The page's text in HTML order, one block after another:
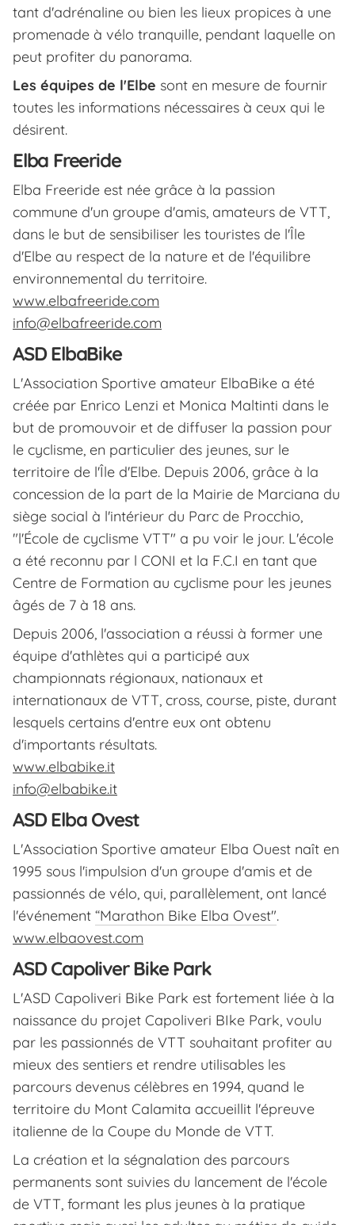
tant d'adrénaline ou bien les lieux propices à une
promenade à vélo tranquille, pendant laquelle on
peut profiter du panorama.
Les équipes de l'Elbe sont en mesure de fournir
toutes les informations nécessaires à ceux qui le
désirent.
Elba Freeride
Elba Freeride est née grâce à la passion
commune d'un groupe d'amis, amateurs de VTT,
dans le but de sensibiliser les touristes de l'Île
d'Elbe au respect de la nature et de l'équilibre
environnemental du territoire.
www.elbafreeride.com
info@elbafreeride.com
ASD ElbaBike
L'Association Sportive amateur ElbaBike a été
créée par Enrico Lenzi et Monica Maltinti dans le
but de promouvoir et de diffuser la passion pour
le cyclisme, en particulier des jeunes, sur le
territoire de l'Île d'Elbe. Depuis 2006, grâce à la
concession de la part de la Mairie de Marciana du
siège social à l'intérieur du Parc de Procchio,
"l'École de cyclisme VTT" a pu voir le jour. L'école
a été reconnu par l CONI et la F.C.I en tant que
Centre de Formation au cyclisme pour les jeunes
âgés de 7 à 18 ans.
Depuis 2006, l'association a réussi à former une
équipe d'athlètes qui a participé aux
championnats régionaux, nationaux et
internationaux de VTT, cross, course, piste, durant
lesquels certains d'entre eux ont obtenu
d'importants résultats.
www.elbabike.it
info@elbabike.it
ASD Elba Ovest
L'Association Sportive amateur Elba Ouest naît en
1995 sous l'impulsion d'un groupe d'amis et de
passionnés de vélo, qui, parallèlement, ont lancé
l'événement “Marathon Bike Elba Ovest".
www.elbaovest.com
ASD Capoliver Bike Park
L'ASD Capoliveri Bike Park est fortement liée à la
naissance du projet Capoliveri BIke Park, voulu
par les passionnés de VTT souhaitant profiter au
mieux des sentiers et rendre utilisables les
parcours devenus célèbres en 1994, quand le
territoire du Mont Calamita accueillit l'épreuve
italienne de la Coupe du Monde de VTT.
La création et la ségnalation des parcours
permanents sont suivies du lancement de l'école
de VTT, formant les plus jeunes à la pratique